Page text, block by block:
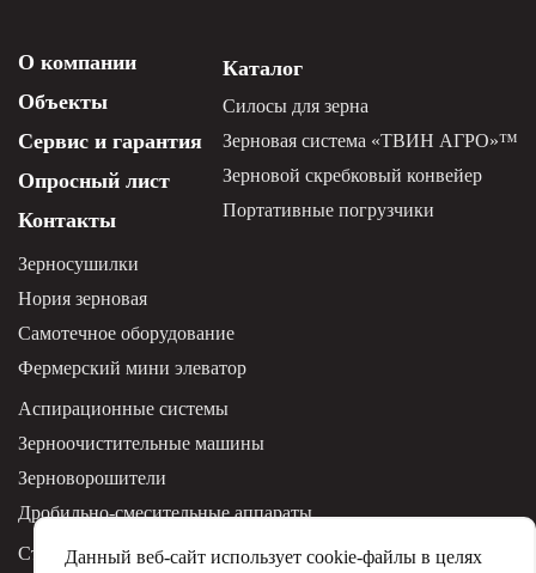
О компании
Объекты
Сервис и гарантия
Опросный лист
Контакты
Каталог
Силосы для зерна
Зерновая система «ТВИН АГРО»™
Зерновой скребковый конвейер
Портативные погрузчики
Зерносушилки
Нория зерновая
Самотечное оборудование
Фермерский мини элеватор
Аспирационные системы
Зерноочистительные машины
Зерноворошители
Дробильно-смесительные аппараты
Строительство и монтаж элеваторов
Данный веб-сайт использует cookie-файлы в целях